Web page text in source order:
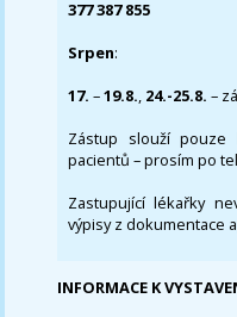
377 387 855
Srpen:
17. –19.8., 24.-25.8. –
Zástup slouží pouze
pacientů – prosím po
Zastupující lékařky
výpisy z dokumentace
INFORMACE K